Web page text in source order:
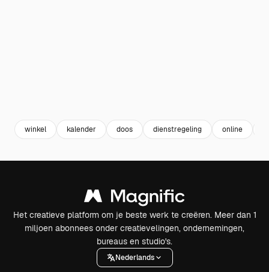
winkel kalender doos dienstregeling online
Het creatieve platform om je beste werk te creëren. Meer dan 1
miljoen abonnees onder creatievelingen, ondernemingen,
bureaus en studio's.
Nederlands